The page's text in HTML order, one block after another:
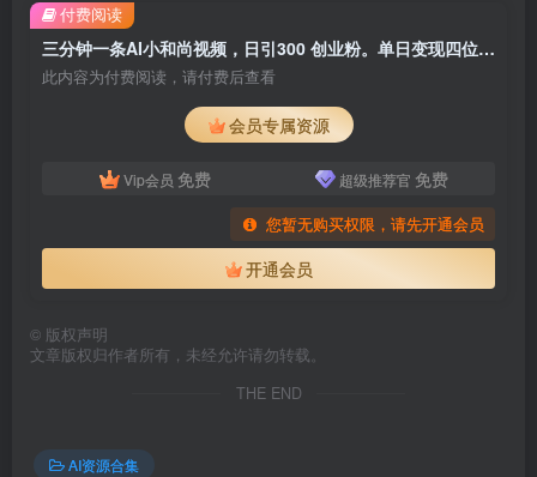
三分钟一条AI小和尚视频，日引300 创业粉。单日变现四位数，附赠全套免费工具
此内容为付费阅读，请付费后查看
会员专属资源
Vip会员 免费 超级推荐官 免费
您暂无购买权限，请先开通会员
开通会员
付费阅读
© 版权声明
文章版权归作者所有，未经允许请勿转载。
THE END
AI资源合集